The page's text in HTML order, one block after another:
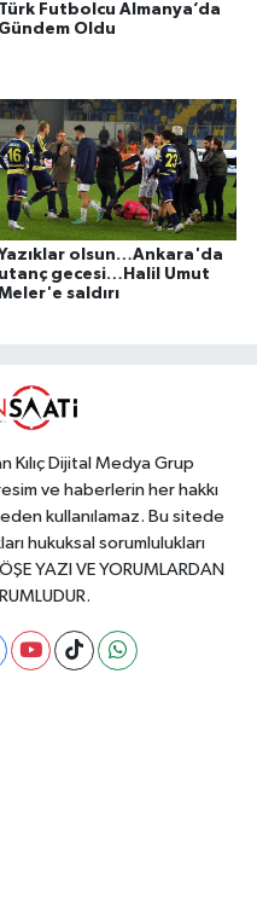
Türk Futbolcu Almanya’da
Gündem Oldu
olsun…Ankara'da
utanç gecesi…Halil Umut
saldırı
Dijital Medya Grup
ve haberlerin her hakkı
kullanılamaz. Bu sitede
hukuksal sorumlulukları
YAZI VE YORUMLARDAN